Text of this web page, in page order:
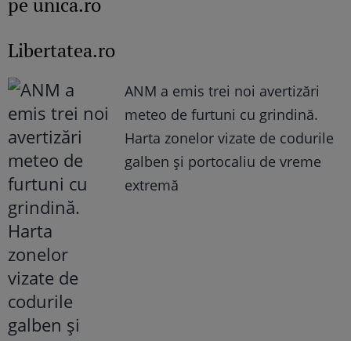
Libertatea.ro
ANM a emis trei noi avertizări
meteo de furtuni cu grindină.
Harta zonelor vizate de codurile
galben și portocaliu de vreme
extremă